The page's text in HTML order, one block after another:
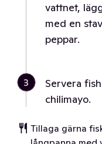
vattnet,
med en
peppar.
3
Servera
chilimayo.
Tillaga gärna